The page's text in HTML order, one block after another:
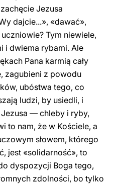
Jezusa
dajcie...», «dawać»,
Tym niewiele,
i dwiema rybami. Ale
Pana karmią cały
zagubieni z powodu
ubóstwa tego, co
ludzi, by usiedli, i
— chleby i ryby,
to nam, że w Kościele, a
słowem, którego
jest «solidarność», to
dyspozycji Boga tego,
zdolności, bo tylko